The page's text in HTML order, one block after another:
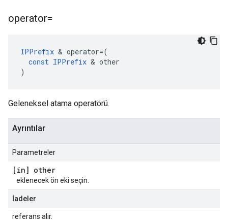
operator=
IPPrefix & operator=(
const IPPrefix & other
)
Geleneksel atama operatörü.
Ayrıntılar
Parametreler
[in] other
eklenecek ön eki seçin.
İadeler
referans alır.